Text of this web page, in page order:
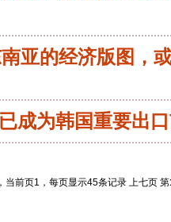
亚的经济版图，
成为韩国重要出
当前页1，每页显示45条记录 上七页 第